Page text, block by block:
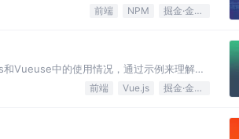
前端 NPM 掘金·金石计划
Vueuse中的使用情况，通过示例来理解使
前端 Vue.js 掘金·金石计划